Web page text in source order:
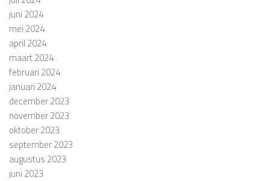
juni 2024
mei 2024
april 2024
maart 2024
februari 2024
januari 2024
december 2023
november 2023
oktober 2023
september 2023
augustus 2023
juni 2023